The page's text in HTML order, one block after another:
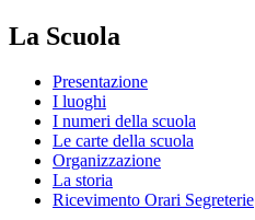
La Scuola
Presentazione
I luoghi
I numeri della scuola
Le carte della scuola
Organizzazione
La storia
Ricevimento Orari Segreterie